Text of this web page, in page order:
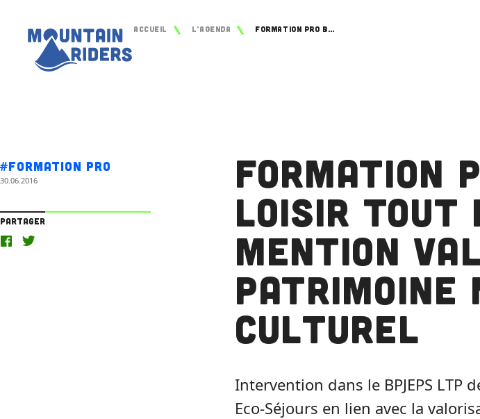
Accueil L’agenda Formation Pro BPJEPS Loisir Tout Public – Mention Valorisation du Patrimoine naturel et culturel
#Formation Pro
30.06.2016
Partager
Formation
Loisir Tout
Mention
culturel
Intervention dans le BPJEPS
Eco-Séjours en lien avec la